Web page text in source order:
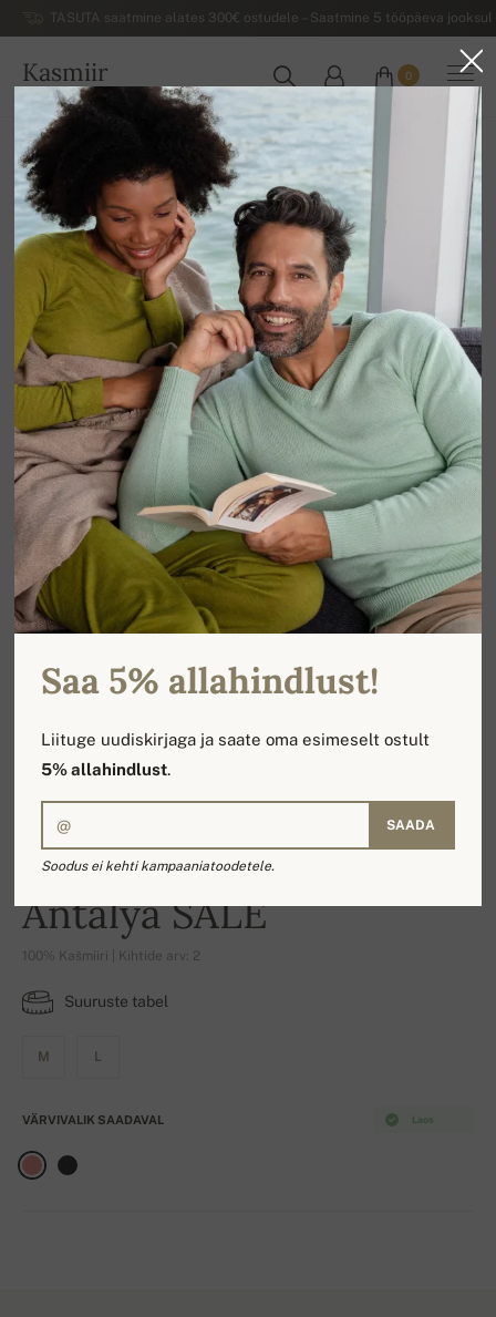
TASUTA saatmine alates 300€ ostudele – Saatmine 5 tööpäeva
Kasmiir
EESTI
0
Koju NAISTE SVIITRID
-17%
Antalya SALE
100% Kašmiiri | Kihtide arv: 2
Suuruste tabel
M L
Laos
VÄRVIVALIK SAADAVAL
Saa 5% allahindlust!
Liituge uudiskirjaga ja saate oma esimeselt ostult
5% allahindlust.
SAADA
Soodus ei kehti kampaaniatoodetele.